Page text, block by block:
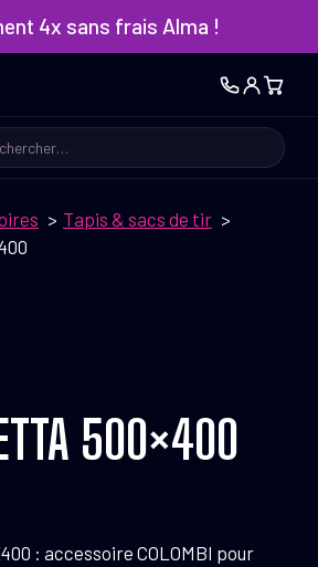
4x sans frais Alma !
Tapis & sacs de tir
500×400
: accessoire COLOMBI pour